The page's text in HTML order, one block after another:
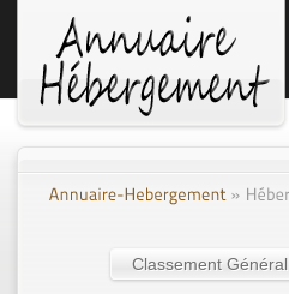
Classement Général